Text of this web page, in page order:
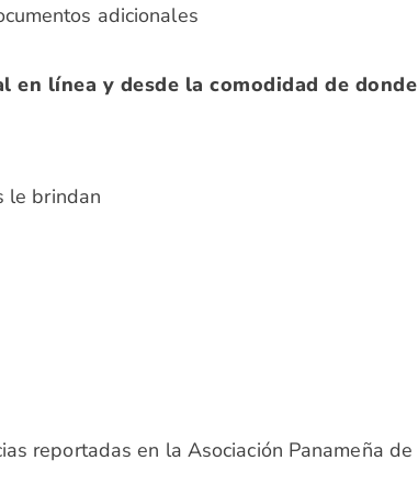
adicionales
en línea y desde la comodidad de donde
le brindan
reportadas en la Asociación Panameña de